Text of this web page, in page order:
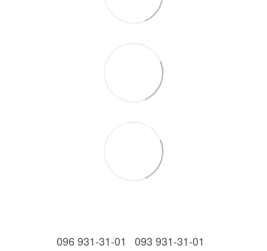
096 931-31-01 093 931-31-01